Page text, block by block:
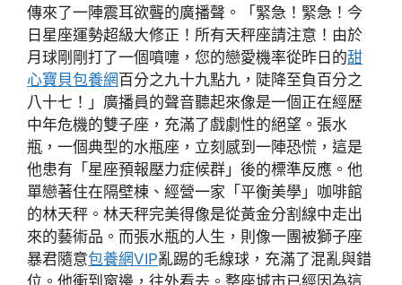
傳來了一陣震耳欲聾的廣播聲。「緊急！緊急！今
日星座運勢超級大修正！所有天秤座請注意！由於
月球剛剛打了一個噴嚏，您的戀愛機率從昨日的甜
心寶貝包養網百分之九十九點九，陡降至負百分之
八十七！」廣播員的聲音聽起來像是一個正在經歷
中年危機的雙子座，充滿了戲劇性的絕望。張水
瓶，一個典型的水瓶座，立刻感到一陣恐慌，這是
他患有「星座預報壓力症候群」後的標準反應。他
單戀著住在隔壁棟、經營一家「平衡美學」咖啡館
的林天秤。林天秤完美得像是從黃金分割線中走出
來的藝術品。而張水瓶的人生，則像一團被獅子座
暴君隨意包養網VIP亂踢的毛線球，充滿了混亂與錯
位。他衝到窗邊，往外看去。整座城市已經因為這